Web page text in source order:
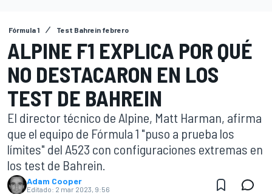
Fórmula 1 Test Bahrein febrero
ALPINE F1 EXPLICA POR QUÉ
NO DESTACARON EN LOS
TEST DE BAHREIN
El director técnico de Alpine, Matt Harman, afirma
que el equipo de Fórmula 1 "puso a prueba los
límites" del A523 con configuraciones extremas en
los test de Bahrein.
Adam Cooper
Editado: 2 mar 2023, 9:56